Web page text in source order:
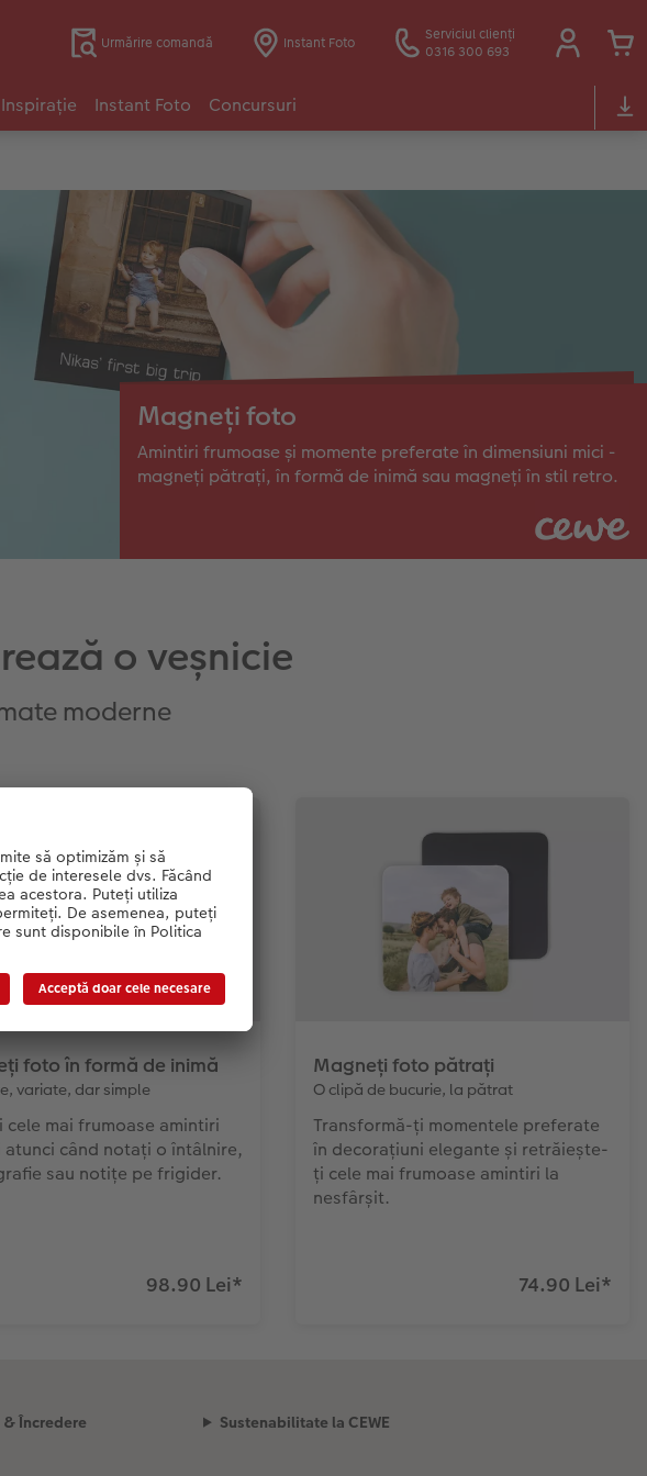
Urmărire comandă Instant Foto
Serviciul clienți
0316 300 693
Inspirație Instant Foto Concursuri
Magneți foto
Amintiri frumoase și momente preferate în dimensiuni mici -
magneți pătrați, în formă de inimă sau magneți în stil retro.
o veșnicie
moderne
foto în formă de inimă
variate, dar simple
cele mai frumoase amintiri
atunci când notați o întâlnire,
sau notițe pe frigider.
98.90 Lei*
Magneți foto pătrați
O clipă de bucurie, la pătrat
Transformă-ți momentele preferate
în decorațiuni elegante și retrăiește-
ți cele mai frumoase amintiri la
nesfârșit.
74.90 Lei*
Încredere Sustenabilitate la CEWE